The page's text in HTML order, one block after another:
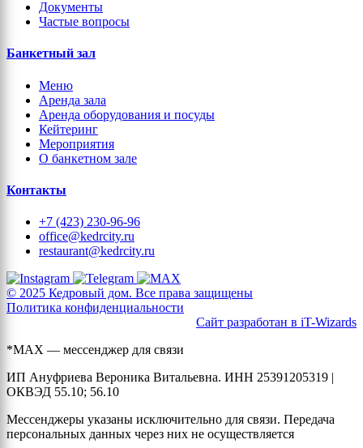
Документы
Частые вопросы
Банкетный зал
Меню
Аренда зала
Аренда оборудования и посуды
Кейтеринг
Мероприятия
О банкетном зале
Контакты
+7 (423) 230-96-96
office@kedrcity.ru
restaurant@kedrcity.ru
© 2025 Кедровый дом. Все права защищены
Политика конфиденциальности
Сайт разработан в iT-Wizards
*MAX — мессенджер для связи
ИП Ануфриева Вероника Витальевна. ИНН 25391205319 |
ОКВЭД 55.10; 56.10
Мессенджеры указаны исключительно для связи. Передача
персональных данных через них не осуществляется